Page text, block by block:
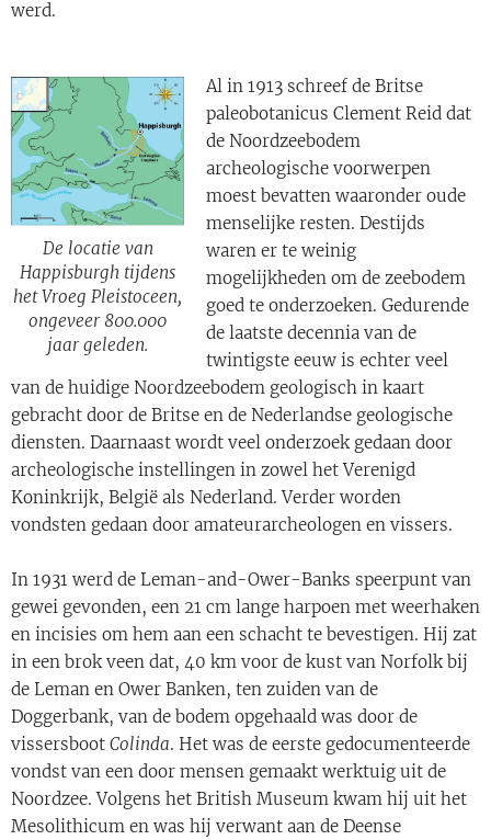
werd.
De locatie van
Happisburgh tijdens
het Vroeg Pleistoceen,
ongeveer 800.000
jaar geleden.
Al in 1913 schreef de Britse
paleobotanicus Clement Reid dat
de Noordzeebodem
archeologische voorwerpen
moest bevatten waaronder oude
menselijke resten. Destijds
waren er te weinig
mogelijkheden om de zeebodem
goed te onderzoeken. Gedurende
de laatste decennia van de
twintigste eeuw is echter veel
van de huidige Noordzeebodem geologisch in kaart
gebracht door de Britse en de Nederlandse geologische
diensten. Daarnaast wordt veel onderzoek gedaan door
archeologische instellingen in zowel het Verenigd
Koninkrijk, België als Nederland. Verder worden
vondsten gedaan door amateurarcheologen en vissers.
In 1931 werd de Leman-and-Ower-Banks speerpunt van
gewei gevonden, een 21 cm lange harpoen met weerhaken
en incisies om hem aan een schacht te bevestigen. Hij zat
in een brok veen dat, 40 km voor de kust van Norfolk bij
de Leman en Ower Banken, ten zuiden van de
Doggerbank, van de bodem opgehaald was door de
vissersboot Colinda. Het was de eerste gedocumenteerde
vondst van een door mensen gemaakt werktuig uit de
Noordzee. Volgens het British Museum kwam hij uit het
Mesolithicum en was hij verwant aan de Deense